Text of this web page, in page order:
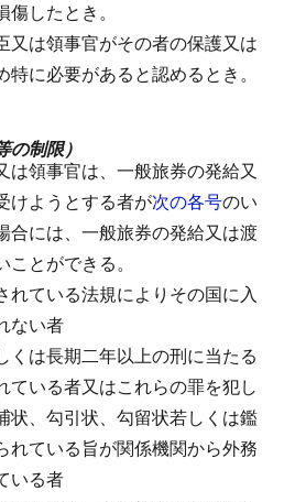
したとき。
又は領事官がその者の保護又は
に必要があると認めるとき。
の制限）
は領事官は、一般旅券の発給又
けようとする者が次の各号のい
合には、一般旅券の発給又は渡
とができる。
れている法規によりその国に入
ない者
くは長期二年以上の刑に当たる
ている者又はこれらの罪を犯し
状、勾引状、勾留状若しくは鑑
れている旨が関係機関から外務
いる者